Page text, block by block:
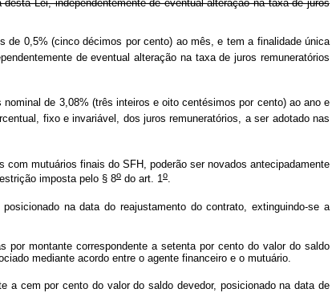
Lei, independentemente de eventual alteração na taxa de juros
de 0,5% (cinco décimos por cento) ao mês, e tem a finalidade única
de eventual alteração na taxa de juros remuneratórios
de 3,08% (três inteiros e oito centésimos por cento) ao ano e
fixo e invariável, dos juros remuneratórios, a ser adotado nas
com mutuários finais do SFH, poderão ser novados antecipadamente
imposta pelo § 8o do art. 1o.
na data do reajustamento do contrato, extinguindo-se a
montante correspondente a setenta por cento do valor do saldo
mediante acordo entre o agente financeiro e o mutuário.
a cem por cento do valor do saldo devedor, posicionado na data de